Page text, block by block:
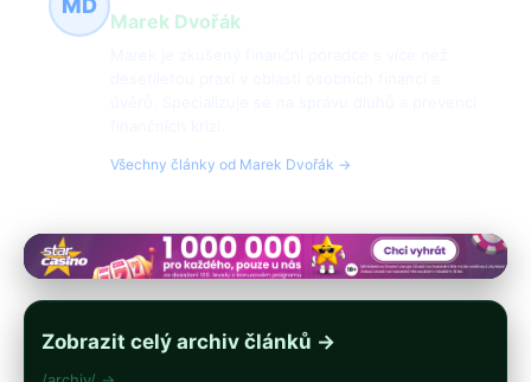
MD
Marek Dvořák
Všechny články od Marek Dvořák →
Zobrazit celý archiv článků →